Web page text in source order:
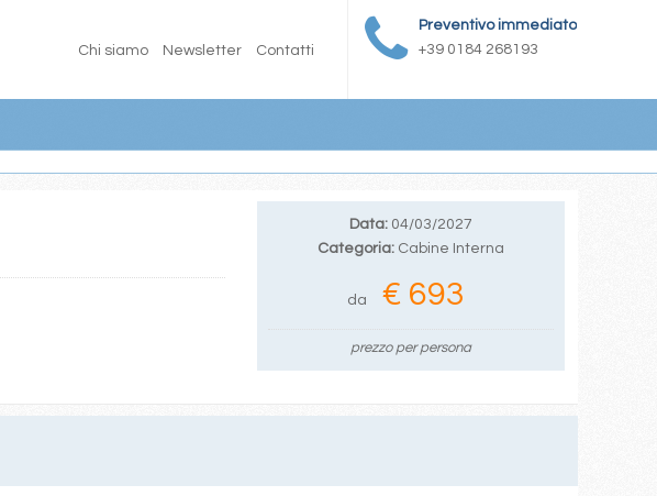
Preventivo immediato
+39 0184 268193
Chi siamo Newsletter Contatti
Data: 04/03/2027
Categoria: Cabine Interna
da € 693
prezzo per persona